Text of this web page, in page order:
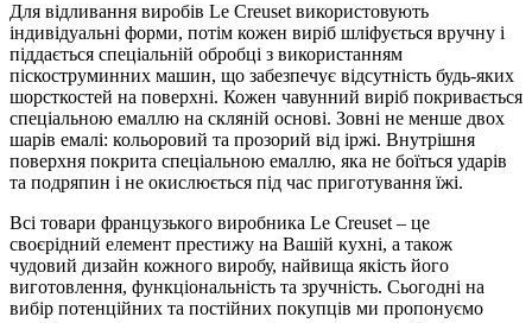
Для відливання виробів Le Creuset використовують
індивідуальні форми, потім кожен виріб шліфується вручну і
піддається спеціальній обробці з використанням
піскоструминних машин, що забезпечує відсутність будь-яких
шорсткостей на поверхні. Кожен чавунний виріб покривається
спеціальною емаллю на скляній основі. Зовні не менше двох
шарів емалі: кольоровий та прозорий від іржі. Внутрішня
поверхня покрита спеціальною емаллю, яка не боїться ударів
та подряпин і не окислюється під час приготування їжі.
Всі товари французького виробника Le Creuset – це
своєрідний елемент престижу на Вашій кухні, а також
чудовий дизайн кожного виробу, найвища якість його
виготовлення, функціональність та зручність. Сьогодні на
вибір потенційних та постійних покупців ми пропонуємо